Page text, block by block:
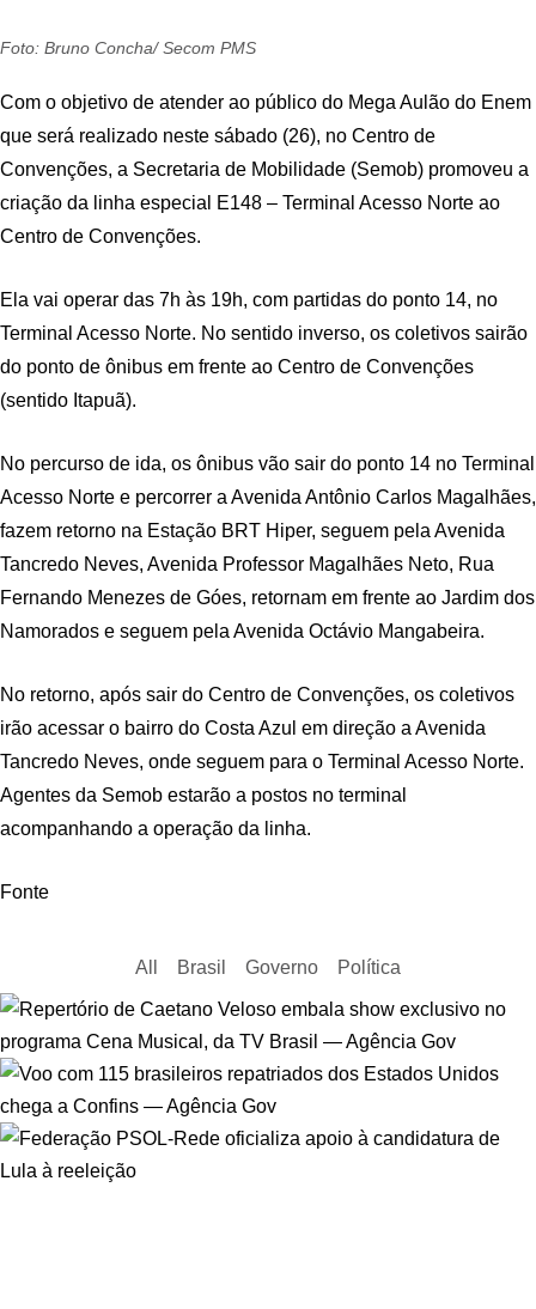
Foto: Bruno Concha/ Secom PMS
Com o objetivo de atender ao público do Mega Aulão do Enem
que será realizado neste sábado (26), no Centro de
Convenções, a Secretaria de Mobilidade (Semob) promoveu a
criação da linha especial E148 – Terminal Acesso Norte ao
Centro de Convenções.
Ela vai operar das 7h às 19h, com partidas do ponto 14, no
Terminal Acesso Norte. No sentido inverso, os coletivos sairão
do ponto de ônibus em frente ao Centro de Convenções
(sentido Itapuã).
No percurso de ida, os ônibus vão sair do ponto 14 no Terminal
Acesso Norte e percorrer a Avenida Antônio Carlos Magalhães,
fazem retorno na Estação BRT Hiper, seguem pela Avenida
Tancredo Neves, Avenida Professor Magalhães Neto, Rua
Fernando Menezes de Góes, retornam em frente ao Jardim dos
Namorados e seguem pela Avenida Octávio Mangabeira.
No retorno, após sair do Centro de Convenções, os coletivos
irão acessar o bairro do Costa Azul em direção a Avenida
Tancredo Neves, onde seguem para o Terminal Acesso Norte.
Agentes da Semob estarão a postos no terminal
acompanhando a operação da linha.
Fonte
All Brasil Governo Política